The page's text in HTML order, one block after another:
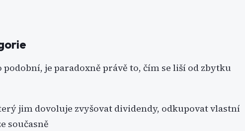
podobní, je paradoxně právě to, čím se liší od zbytku
jim dovoluje zvyšovat dividendy, odkupovat vlastní
současně